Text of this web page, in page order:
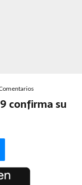
confirma su